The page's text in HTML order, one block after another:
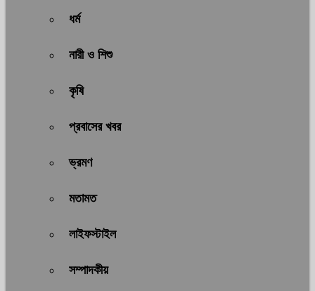
ধর্ম
নারী ও শিশু
কৃষি
প্রবাসের খবর
ভ্রমণ
মতামত
লাইফস্টাইল
সম্পাদকীয়